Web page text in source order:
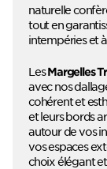
naturelle
tout en
intempéries et
LesMargelles
avec nos
cohérent et
et leurs bords
autour de vos
vos espaces
choix élégant